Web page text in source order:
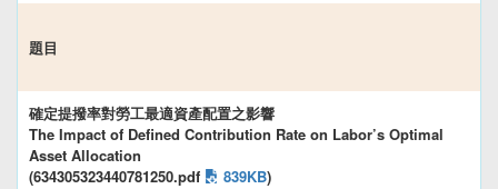
題目
確定提撥率對勞工最適資產配置之影響
The Impact of Defined Contribution Rate on Labor’s Optimal
Asset Allocation
(634305323440781250.pdf
839KB)